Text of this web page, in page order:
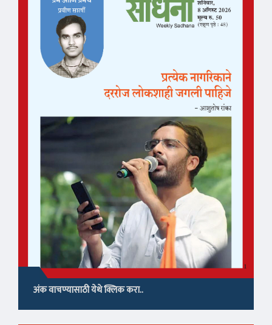
अंक वाचण्यासाठी येथे क्लिक करा..